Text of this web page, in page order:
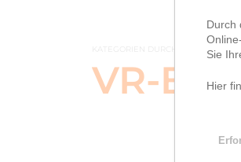
KATEGORIEN DURCHSUCHEN
VR-